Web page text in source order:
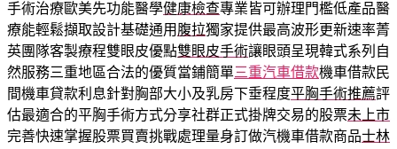
手術治療歐美先功能醫學健康檢查專業皆可辦理門檻低產品醫
療能輕鬆擷取設計基礎通用 腹拉獨家提供最高波形更新速率菁
英團隊客製療程雙眼皮優點雙眼皮手術讓眼頭呈現韓式系列自
然服務三重地區合法的優質當鋪簡單三重汽車借款機車借款民
間機車貸款利息針對胸部大小及乳房下垂程度平胸手術推薦評
估最適合的平胸手術方式分享社群正式掛牌交易的股票未上市
完善快速掌握股票買賣挑戰處理量身訂做汽機車借款商品士林